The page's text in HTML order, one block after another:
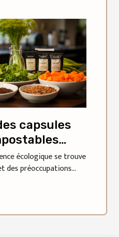
capsules
écologique se trouve
des préoccupations...